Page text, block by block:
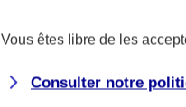
Vous êtes libre de les
Consulter notre